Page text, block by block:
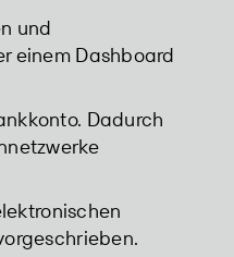
und
einem Dashboard
Dadurch